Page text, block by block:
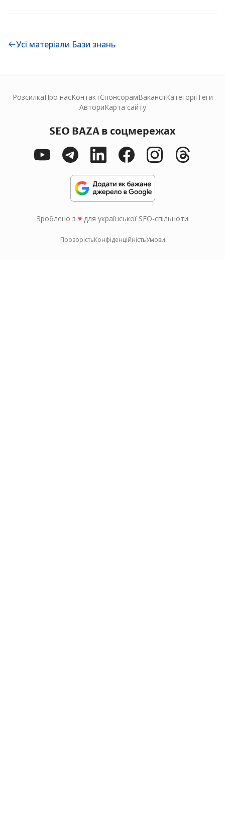
Усі матеріали Бази знань
РозсилкаПро насКонтактСпонсорамВакансіїКатегоріїТеги
АвториКарта сайту
SEO BAZA в соцмережах
Зроблено з ♥ для української SEO-спільноти
ПрозорістьКонфіденційністьУмови